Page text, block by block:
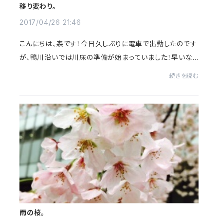
移り変わり。
2017/04/26 21:46
こんにちは、森です！今日久しぶりに電車で出勤したのです
が、鴨川沿いでは川床の準備が始まっていました！早いな
続きを読む
雨の桜。